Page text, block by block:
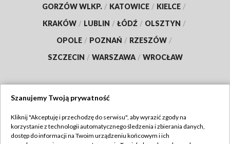
GORZÓW WLKP. / KATOWICE / KIELCE /
KRAKÓW / LUBLIN / ŁÓDŹ / OLSZTYN /
OPOLE / POZNAŃ / RZESZÓW /
SZCZECIN / WARSZAWA / WROCŁAW
TVP
Szanujemy Twoją prywatność
Kliknij "Akceptuję i przechodzę do serwisu", aby wyrazić zgody na
korzystanie z technologii automatycznego śledzenia i zbierania danych,
dostęp do informacji na Twoim urządzeniu końcowym i ich